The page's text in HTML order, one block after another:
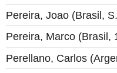
Pereira, Joao (Brasil,
Pereira, Marco (Brasil,
Perellano, Carlos